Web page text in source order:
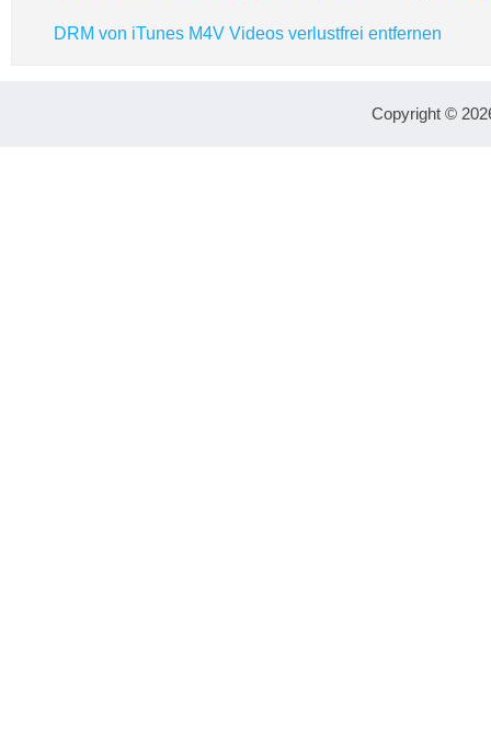
DRM von iTunes M4V Videos verlustfrei entfernen
Copyright ©